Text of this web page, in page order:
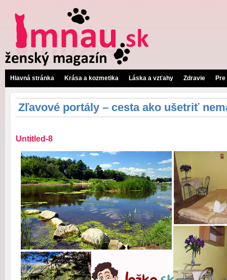
Hlavná stránka Krása a kozmetika Láska a vzťahy Zdravie
Zľavové portály – cesta ako ušetriť
Untitled-8